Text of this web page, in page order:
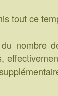
tout ce
nombre